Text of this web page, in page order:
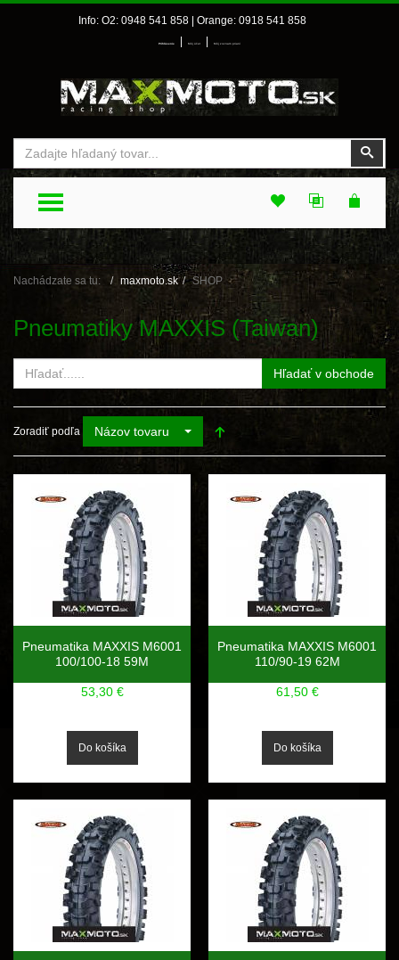
Info: O2: 0948 541 858 | Orange: 0918 541 858
Prihlásenie Môj účet Môj zoznam prianí
TOGGLE MENU
Nachádzate sa tu: maxmoto.sk SHOP
Pneumatiky MAXXIS (Taiwan)
Hľadať v obchode
Zoradiť podľa Názov tovaru
Pneumatika MAXXIS M6001
100/100-18 59M
53,30 €
Pneumatika MAXXIS M6001
110/90-19 62M
61,50 €